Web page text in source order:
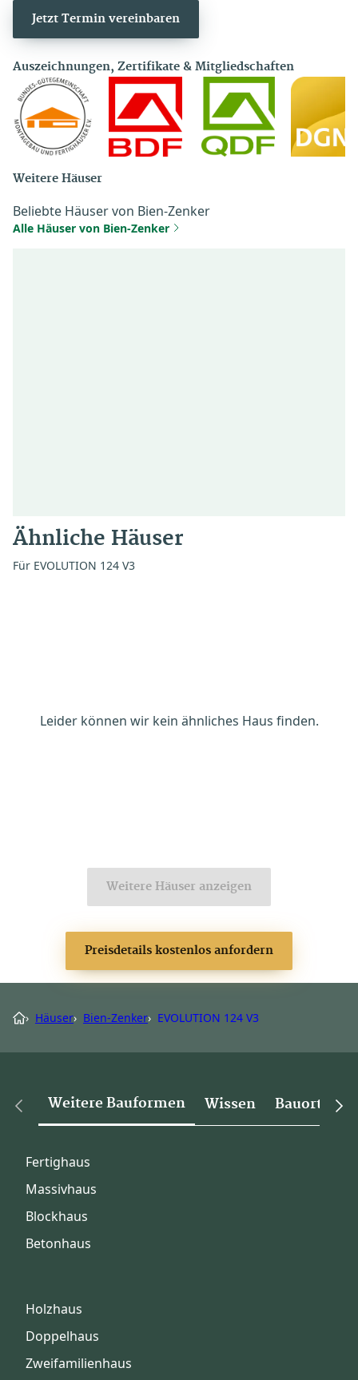
Jetzt Termin vereinbaren
Auszeichnungen, Zertifikate & Mitgliedschaften
Weitere Häuser
Beliebte Häuser von Bien-Zenker
Alle Häuser von Bien-Zenker
Ähnliche Häuser
Für EVOLUTION 124 V3
Leider können wir kein ähnliches Haus finden.
Weitere Häuser anzeigen
Preisdetails kostenlos anfordern
› Häuser› Bien-Zenker› EVOLUTION 124 V3
Weitere Bauformen Wissen Bauorte
Fertighaus
Massivhaus
Blockhaus
Betonhaus
Holzhaus
Doppelhaus
Zweifamilienhaus